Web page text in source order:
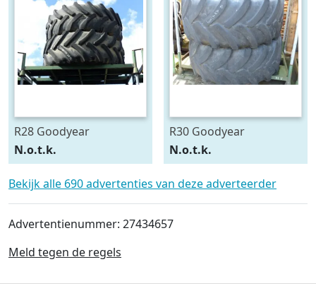
R28 Goodyear
540/75R28
N.o.t.k.
R30 Goodyear
600/70R30
N.o.t.k.
Bekijk alle 690 advertenties van deze adverteerder
Advertentienummer: 27434657
Meld tegen de regels